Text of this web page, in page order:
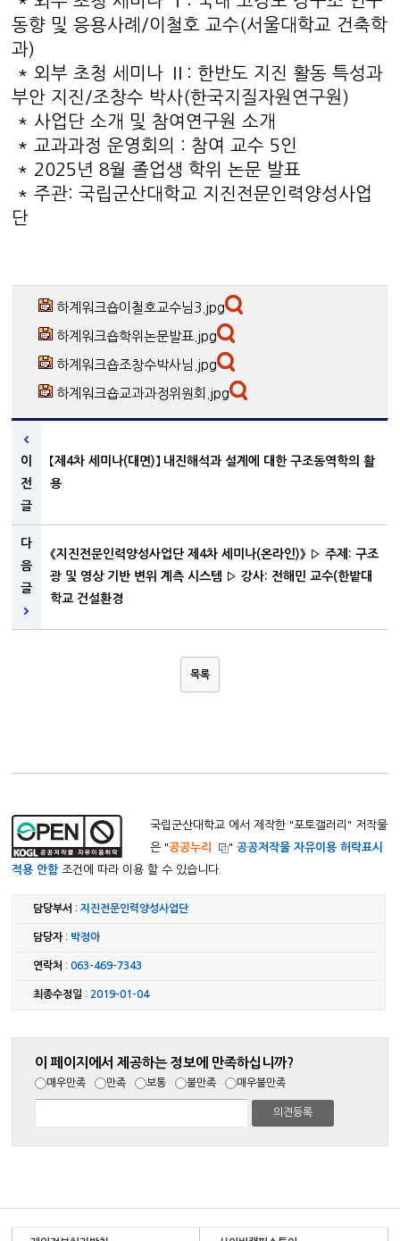
동향 및 응용사례/이철호 교수(서울대학교 건축학
과)
* 외부 초청 세미나 Ⅱ: 한반도 지진 활동 특성과
부안 지진/조창수 박사(한국지질자원연구원)
* 사업단 소개 및 참여연구원 소개
* 교과과정 운영회의 : 참여 교수 5인
* 2025년 8월 졸업생 학위 논문 발표
* 주관: 국립군산대학교 지진전문인력양성사업
단
하계워크숍이철호교수님3.jpg
하계워크숍학위논문발표.jpg
하계워크숍조창수박사님.jpg
하계워크숍교과과정위원회.jpg
이
전
글
【제4차 세미나(대면)】 내진해석과 설계에 대한 구조동역학의 활
용
다
음
글
《지진전문인력양성사업단 제4차 세미나(온라인)》 ▷ 주제: 구조
광 및 영상 기반 변위 계측 시스템 ▷ 강사: 전해민 교수(한밭대
학교 건설환경
목록
국립군산대학교 에서 제작한 "포토갤러리 " 저작물
은 "공공누리 "공공저작물 자유이용 허락표시
적용 안함조건에 따라 이용 할 수 있습니다.
담당부서 :지진전문인력양성사업단
담당자: 박정아
연락처 :063-469-7343
최종수정일 : 2019-01-04
이 페이지에서 제공하는 정보에 만족하십니까?
매우만족 만족 보통 불만족 매우불만족